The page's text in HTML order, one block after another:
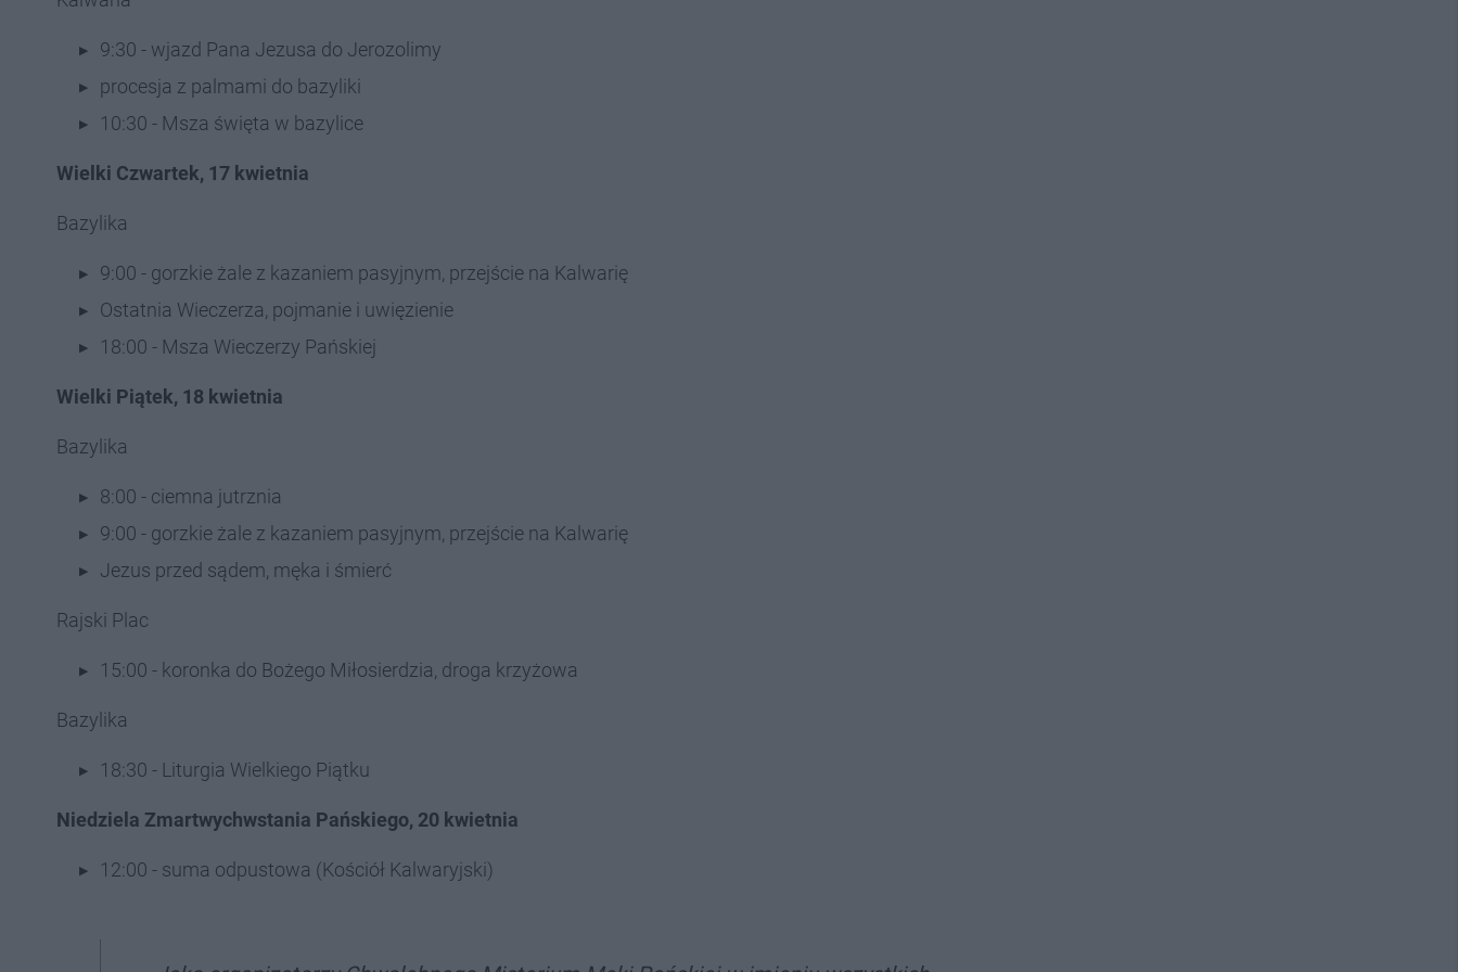
9:30 - wjazd Pana Jezusa do Jerozolimy
procesja z palmami do bazyliki
10:30 - Msza święta w bazylice
Wielki Czwartek, 17 kwietnia
Bazylika
9:00 - gorzkie żale z kazaniem pasyjnym, przejście na Kalwarię
Ostatnia Wieczerza, pojmanie i uwięzienie
18:00 - Msza Wieczerzy Pańskiej
Wielki Piątek, 18 kwietnia
Bazylika
8:00 - ciemna jutrznia
9:00 - gorzkie żale z kazaniem pasyjnym, przejście na Kalwarię
Jezus przed sądem, męka i śmierć
Rajski Plac
15:00 - koronka do Bożego Miłosierdzia, droga krzyżowa
Bazylika
18:30 - Liturgia Wielkiego Piątku
Niedziela Zmartwychwstania Pańskiego, 20 kwietnia
12:00 - suma odpustowa (Kościół Kalwaryjski)